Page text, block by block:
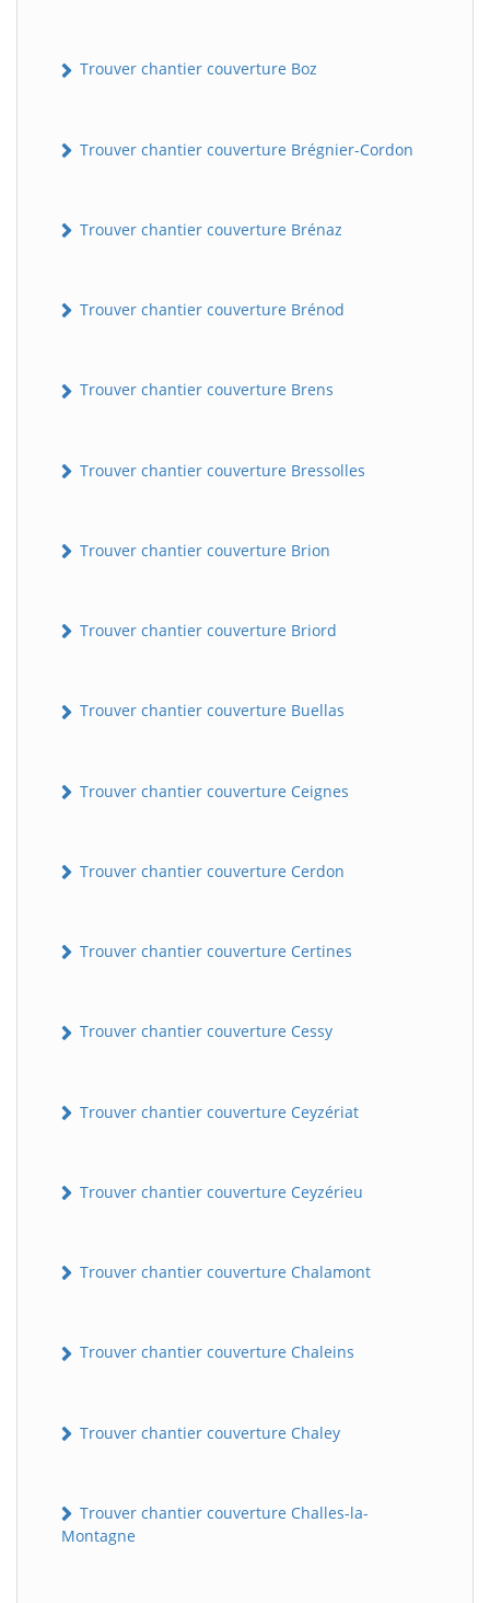
Trouver chantier couverture Boz
Trouver chantier couverture Brégnier-Cordon
Trouver chantier couverture Brénaz
Trouver chantier couverture Brénod
Trouver chantier couverture Brens
Trouver chantier couverture Bressolles
Trouver chantier couverture Brion
Trouver chantier couverture Briord
Trouver chantier couverture Buellas
Trouver chantier couverture Ceignes
Trouver chantier couverture Cerdon
Trouver chantier couverture Certines
Trouver chantier couverture Cessy
Trouver chantier couverture Ceyzériat
Trouver chantier couverture Ceyzérieu
Trouver chantier couverture Chalamont
Trouver chantier couverture Chaleins
Trouver chantier couverture Chaley
Trouver chantier couverture Challes-la-
Montagne